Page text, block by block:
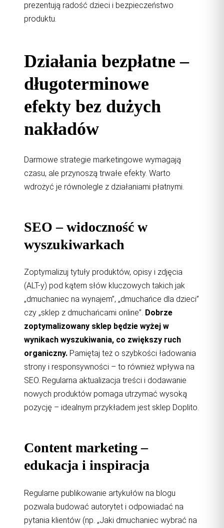
prezentują radość dzieci i bezpieczeństwo
produktu.
Działania bezpłatne –
długoterminowe
efekty bez dużych
nakładów
Darmowe strategie marketingowe wymagają
czasu, ale przynoszą trwałe efekty. Warto
wdrożyć je równolegle z działaniami płatnymi.
SEO – widoczność w
wyszukiwarkach
Zoptymalizuj tytuły produktów, opisy i zdjęcia
(ALT-y) pod kątem słów kluczowych takich jak
„dmuchaniec na wynajem”, „dmuchańce dla dzieci”
czy „sklep z dmuchańcami online”. Dobrze
zoptymalizowany sklep będzie wyżej w
wynikach wyszukiwania, co zwiększy ruch
organiczny. Pamiętaj też o szybkości ładowania
strony i responsywności – to również wpływa na
SEO. Regularna aktualizacja treści i dodawanie
nowych produktów pomaga utrzymać wysoką
pozycję – idealnym przykładem jest sklep Doplito.
Content marketing –
edukacja i inspiracja
Regularne publikowanie artykułów na blogu
pozwala budować autorytet i odpowiadać na
pytania klientów (np. „Jaki dmuchaniec wybrać na